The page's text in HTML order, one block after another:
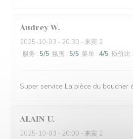
Audrey W
2025-10-03 - 20:30 - 来宾 2
服务 : 5/5 氛围 : 5/5 菜单 : 4/5 质价比 :
Super service La pièce du boucher
ALAIN U
2025-10-03 - 20:00 - 来宾 2